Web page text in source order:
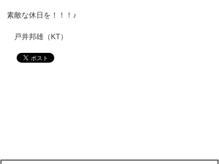
素敵な休日を！！！♪
戸井邦雄（KT）